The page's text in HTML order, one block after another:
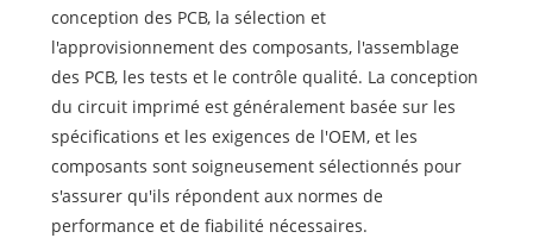
conception des PCB, la sélection et
l'approvisionnement des composants, l'assemblage
des PCB, les tests et le contrôle qualité. La conception
du circuit imprimé est généralement basée sur les
spécifications et les exigences de l'OEM, et les
composants sont soigneusement sélectionnés pour
s'assurer qu'ils répondent aux normes de
performance et de fiabilité nécessaires.